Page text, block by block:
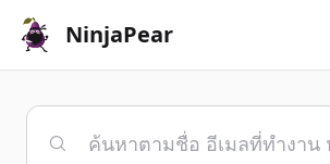
NinjaPear